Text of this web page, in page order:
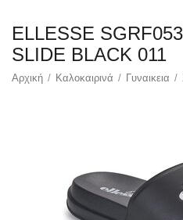
ELLESSE
SLIDE BLACK 011
Αρχική / Καλοκαιρινά / Γυναικεια /